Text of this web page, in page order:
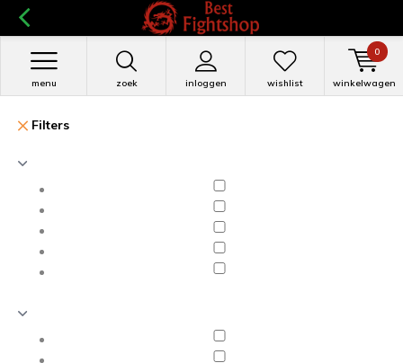
zoek inloggen
menu wishlist winkelwagen
0
Filters